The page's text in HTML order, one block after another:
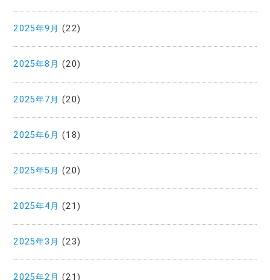
2025年9月 (22)
2025年8月 (20)
2025年7月 (20)
2025年6月 (18)
2025年5月 (20)
2025年4月 (21)
2025年3月 (23)
2025年2月 (21)